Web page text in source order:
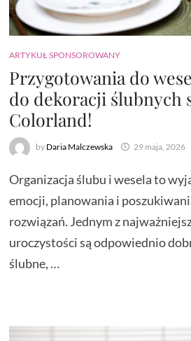
ARTYKUŁ SPONSOROWANY
Przygotowania do
do dekoracji ślubnych
Colorland!
by Daria Malczewska 29 maja, 2026
Organizacja ślubu i wesela to
emocji, planowania i
rozwiązań. Jednym z
uroczystości są odpowiednio
ślubne, …